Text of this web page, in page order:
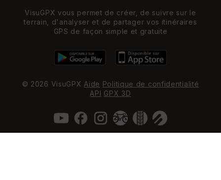
VisuGPX vous permet de créer, de suivre sur le
terrain, d'analyser et de partager vos itinéraires
GPS de façon simple et gratuite
© 2026 VisuGPX Aide Politique de confidentialité
API GPX 3D